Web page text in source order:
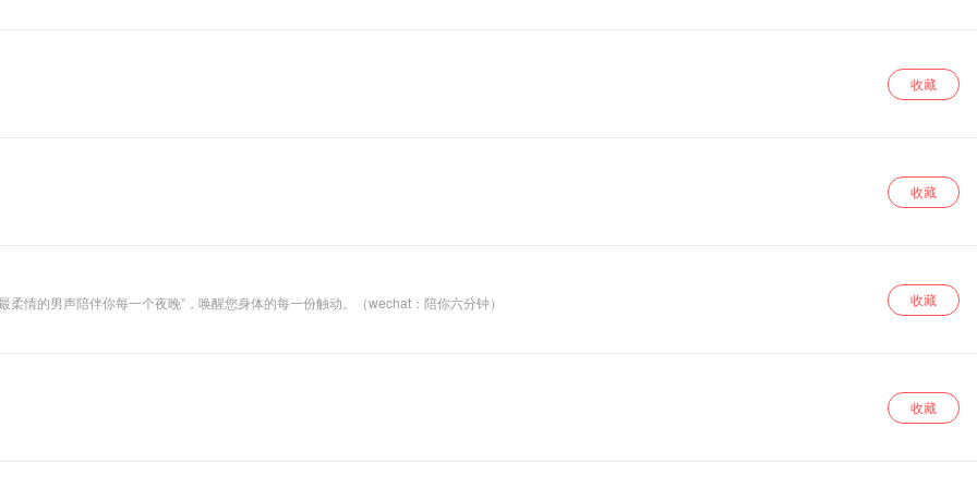
收藏
收藏
情的男声陪伴你每一个夜晚”，唤醒您身体的每一份触动。（wechat：陪你六分钟） 收藏
收藏